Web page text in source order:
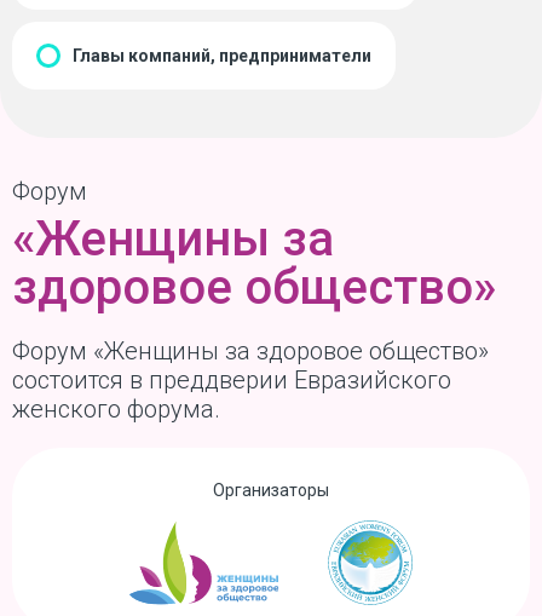
Главы компаний, предприниматели
Форум
«Женщины за
здоровое общество»
Форум «Женщины за здоровое общество»
состоится в преддверии Евразийского
женского форума.
Организаторы